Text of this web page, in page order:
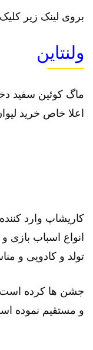
بروی لینک زیر
ولنتاین
ماگ کوئین سفید
اعلا خاص خرید
کاریشاپ وارد
انواع اسباب بازی
تولد و کادویی و
جشن ها کرده است
و مستقیم نموده